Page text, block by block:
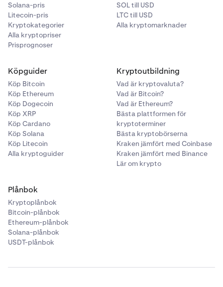
Solana-pris
Litecoin-pris
Kryptokategorier
Alla kryptopriser
Prisprognoser
SOL till USD
LTC till USD
Alla kryptomarknader
Köpguider
Köp Bitcoin
Köp Ethereum
Köp Dogecoin
Köp XRP
Köp Cardano
Köp Solana
Köp Litecoin
Alla kryptoguider
Kryptoutbildning
Vad är kryptovaluta?
Vad är Bitcoin?
Vad är Ethereum?
Bästa plattformen för
kryptoterminer
Bästa kryptobörserna
Kraken jämfört med Coinbase
Kraken jämfört med Binance
Lär om krypto
Plånbok
Kryptoplånbok
Bitcoin-plånbok
Ethereum-plånbok
Solana-plånbok
USDT-plånbok